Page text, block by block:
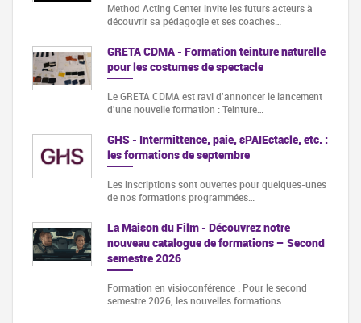
Method Acting Center invite les futurs acteurs à
découvrir sa pédagogie et ses coaches…
GRETA CDMA - Formation teinture naturelle
pour les costumes de spectacle
Le GRETA CDMA est ravi d'annoncer le lancement
d'une nouvelle formation : Teinture…
GHS - Intermittence, paie, sPAIEctacle, etc. :
les formations de septembre
Les inscriptions sont ouvertes pour quelques-unes
de nos formations programmées…
La Maison du Film - Découvrez notre
nouveau catalogue de formations – Second
semestre 2026
Formation en visioconférence : Pour le second
semestre 2026, les nouvelles formations…